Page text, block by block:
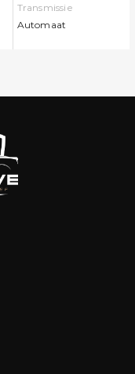
Transmissie
Automaat